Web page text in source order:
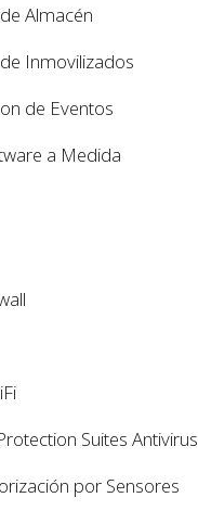
Almacén
Inmovilizados
de Eventos
a Medida
Suites Antivirus
por Sensores